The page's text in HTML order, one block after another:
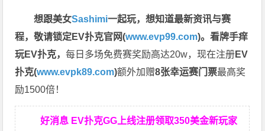
想跟美女Sashimi一起玩，想知道最新资讯与赛
程，敬请锁定EV扑克官网(www.evp99.com)。看牌手痒
玩EV扑克，每日多场免费赛奖励高达20w，现在注册EV
扑克(www.evpk89.com)额外加赠8张幸运赛门票最高奖
励1500倍！
好消息 EV扑克GG上线注册领取350美金新玩家